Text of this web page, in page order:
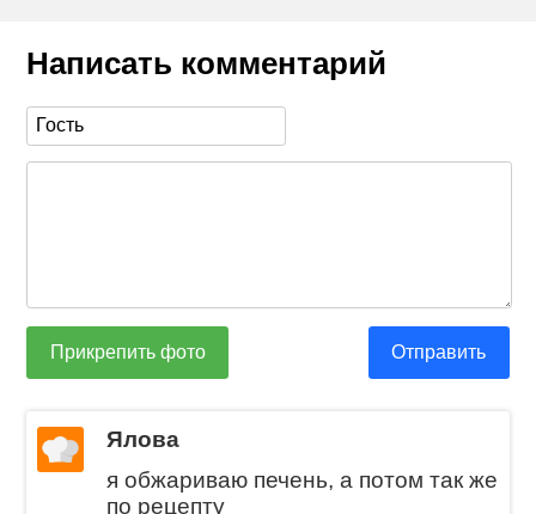
Написать комментарий
Прикрепить фото Отправить
Ялова
я обжариваю печень, а потом так же
по рецепту